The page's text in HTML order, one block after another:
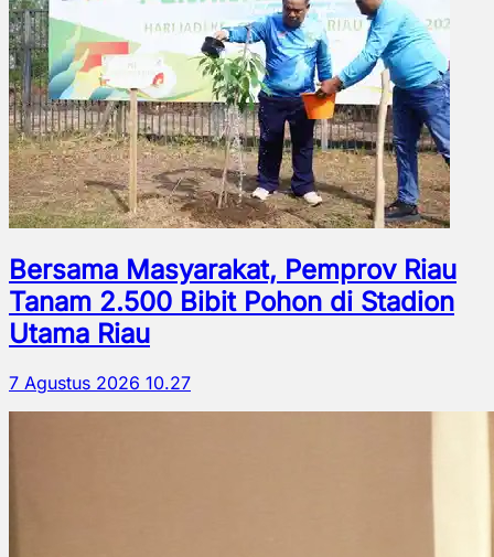
Bersama Masyarakat, Pemprov Riau
Tanam 2.500 Bibit Pohon di Stadion
Utama Riau
7 Agustus 2026 10.27